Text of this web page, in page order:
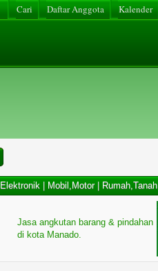
Cari Daftar Anggota Kalender
Elektronik Mobil,Motor| Rumah,Tanah
Jasa angkutan barang & pindahan
di kota Manado.